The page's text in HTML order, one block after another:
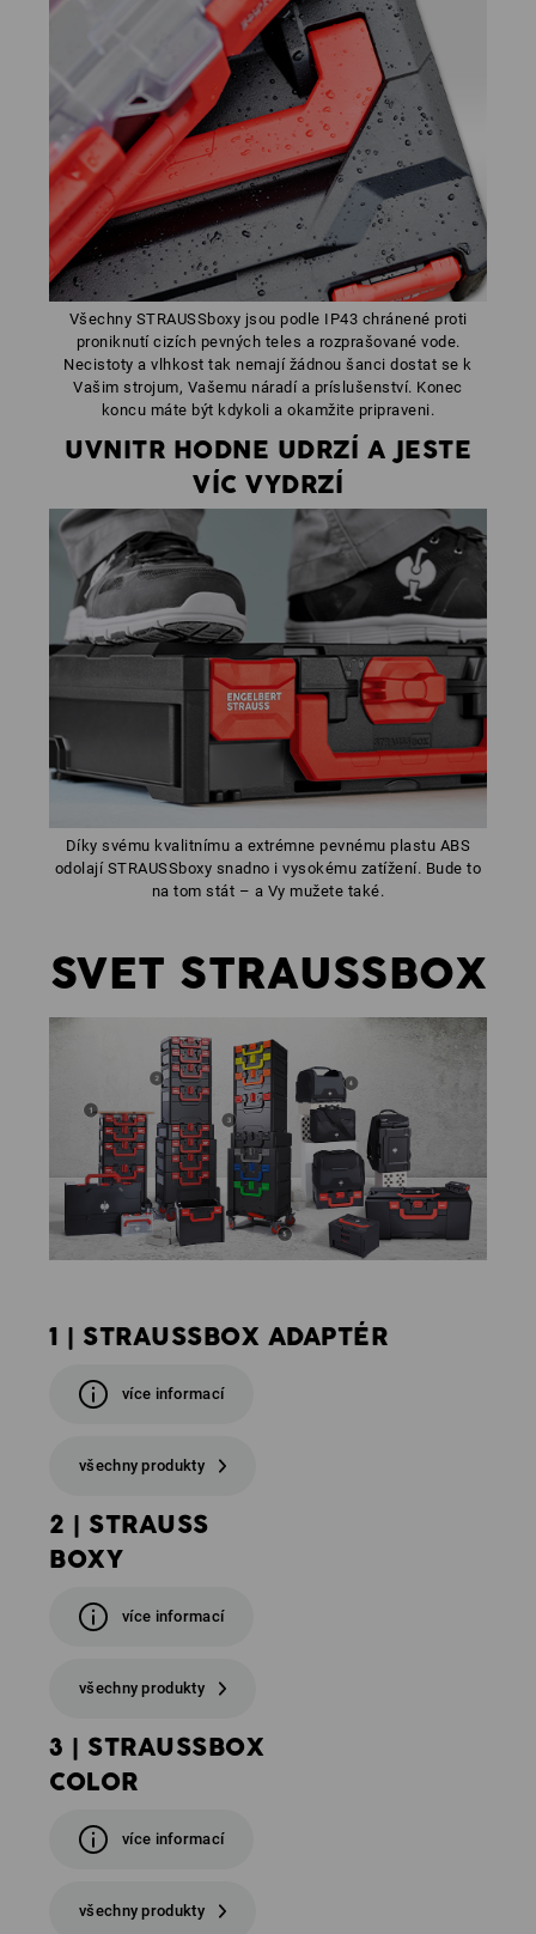
Všechny STRAUSSboxy jsou podle IP43 chránené proti
proniknutí cizích pevných teles a rozprašované vode.
Necistoty a vlhkost tak nemají žádnou šanci dostat se k
Vašim strojum, Vašemu náradí a príslušenství. Konec
koncu máte být kdykoli a okamžite pripraveni.
UVNITR HODNE UDRZÍ A JESTE
VÍC VYDRZÍ
Díky svému kvalitnímu a extrémne pevnému plastu ABS
odolají STRAUSSboxy snadno i vysokému zatížení. Bude to
na tom stát – a Vy mužete také.
SVET STRAUSSBOX
1 | STRAUSSBOX ADAPTÉR
více informací
všechny produkty
2 | STRAUSS
BOXY
více informací
všechny produkty
3 | STRAUSSBOX
COLOR
více informací
všechny produkty